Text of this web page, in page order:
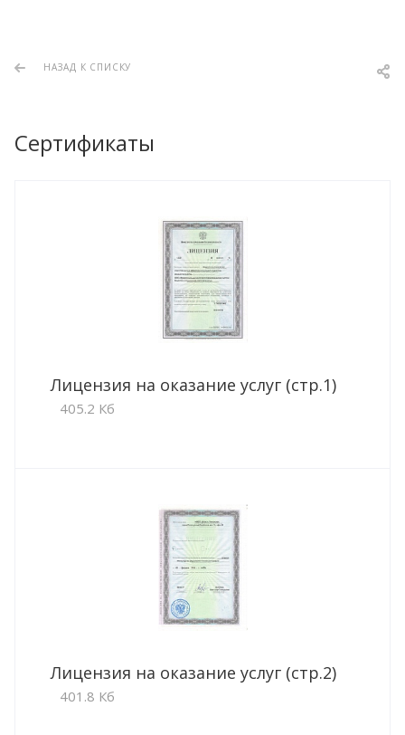
НАЗАД К СПИСКУ
Сертификаты
Лицензия на оказание услуг (стр.1)
405.2 Кб
Лицензия на оказание услуг (стр.2)
401.8 Кб